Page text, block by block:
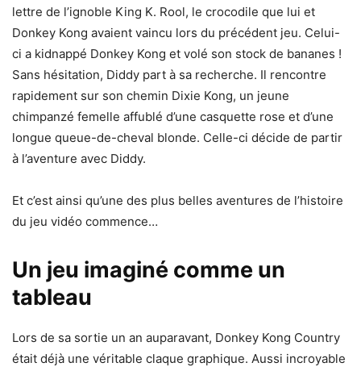
lettre de l’ignoble King K. Rool, le crocodile que lui et
Donkey Kong avaient vaincu lors du précédent jeu. Celui-
ci a kidnappé Donkey Kong et volé son stock de bananes !
Sans hésitation, Diddy part à sa recherche. Il rencontre
rapidement sur son chemin Dixie Kong, un jeune
chimpanzé femelle affublé d’une casquette rose et d’une
longue queue-de-cheval blonde. Celle-ci décide de partir
à l’aventure avec Diddy.
Et c’est ainsi qu’une des plus belles aventures de l’histoire
du jeu vidéo commence…
Un jeu imaginé comme un
tableau
Lors de sa sortie un an auparavant, Donkey Kong Country
était déjà une véritable claque graphique. Aussi incroyable